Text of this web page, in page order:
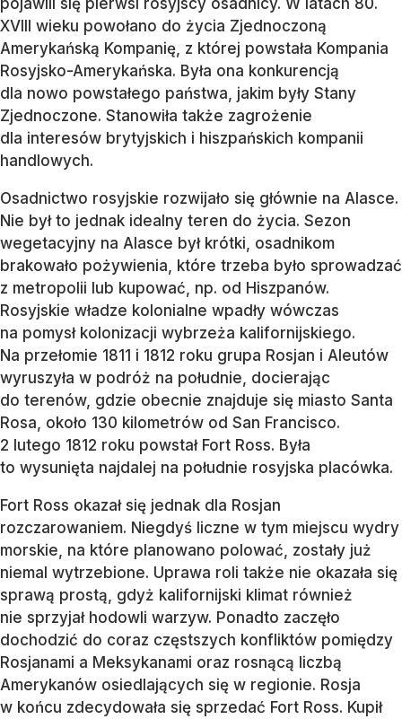
pojawili się pierwsi rosyjscy osadnicy. W latach 80.
XVIII wieku powołano do życia Zjednoczoną
Amerykańską Kompanię, z której powstała Kompania
Rosyjsko-Amerykańska. Była ona konkurencją
dla nowo powstałego państwa, jakim były Stany
Zjednoczone. Stanowiła także zagrożenie
dla interesów brytyjskich i hiszpańskich kompanii
handlowych.
Osadnictwo rosyjskie rozwijało się głównie na Alasce.
Nie był to jednak idealny teren do życia. Sezon
wegetacyjny na Alasce był krótki, osadnikom
brakowało pożywienia, które trzeba było sprowadzać
z metropolii lub kupować, np. od Hiszpanów.
Rosyjskie władze kolonialne wpadły wówczas
na pomysł kolonizacji wybrzeża kalifornijskiego.
Na przełomie 1811 i 1812 roku grupa Rosjan i Aleutów
wyruszyła w podróż na południe, docierając
do terenów, gdzie obecnie znajduje się miasto Santa
Rosa, około 130 kilometrów od San Francisco.
2 lutego 1812 roku powstał Fort Ross. Była
to wysunięta najdalej na południe rosyjska placówka.
Fort Ross okazał się jednak dla Rosjan
rozczarowaniem. Niegdyś liczne w tym miejscu wydry
morskie, na które planowano polować, zostały już
niemal wytrzebione. Uprawa roli także nie okazała się
sprawą prostą, gdyż kalifornijski klimat również
nie sprzyjał hodowli warzyw. Ponadto zaczęło
dochodzić do coraz częstszych konfliktów pomiędzy
Rosjanami a Meksykanami oraz rosnącą liczbą
Amerykanów osiedlających się w regionie. Rosja
w końcu zdecydowała się sprzedać Fort Ross. Kupił